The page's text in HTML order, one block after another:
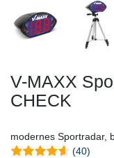
V-MAXX
CHECK
modernes Sportradar,
(40)